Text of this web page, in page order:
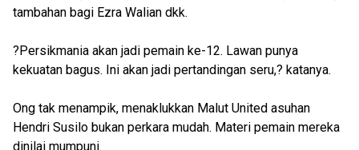
tambahan bagi Ezra Walian dkk.
?Persikmania akan jadi pemain ke-12. Lawan punya
kekuatan bagus. Ini akan jadi pertandingan seru,? katanya.
Ong tak menampik, menaklukkan Malut United asuhan
Hendri Susilo bukan perkara mudah. Materi pemain mereka
dinilai mumpuni.